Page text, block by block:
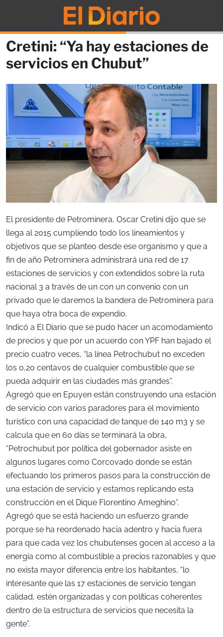
Cretini: “Ya hay estaciones de
servicios en Chubut”
El presidente de Petrominera, Oscar Cretini dijo que se
llega al 2015 cumpliendo todo los lineamientos y
objetivos que se planteo desde ese organismo y que a
fin de año Petrominera administrará una red de 17
estaciones de servicios y con extendidos sobre la ruta
nacional 3 a través de un con un convenio con un
privado que le daremos la bandera de Petrominera para
que haya otra boca de expendio.
Indicó a El Diario que se pudo hacer un acomodamiento
de precios y que por un acuerdo con YPF han bajado el
precio cuatro veces, “la línea Petrochubut no exceden
los 0,20 centavos de cualquier combustible que se
pueda adquirir en las ciudades más grandes”.
Agregó que en Epuyen están construyendo una estación
de servicio con varios paradores para el movimiento
turístico con una capacidad de tanque de 140 m3 y se
calcula que en 60 días se terminará la obra,
“Petrochubut por política del gobernador asiste en
algunos lugares como Corcovado donde se están
efectuando los primeros pasos para la construcción de
una estación de servicio y estamos replicando esta
construcción en el Dique Florentino Ameghino”.
Agregó que se está haciendo un esfuerzo grande
porque se ha reordenado hacia adentro y hacia fuera
para que cada vez los chubutenses gocen al acceso a la
energía como al combustible a precios razonables y que
no exista mayor diferencia entre los habitantes, “lo
interesante que las 17 estaciones de servicio tengan
calidad, estén organizadas y con políticas coherentes
dentro de la estructura de servicios que necesita la
gente”.